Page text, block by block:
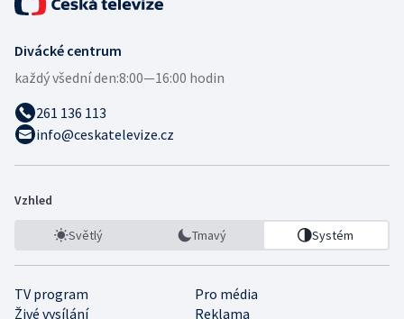
Divácké centrum
každý všední den:8:00—16:00 hodin
261 136 113
info@ceskatelevize.cz
Vzhled
Světlý Tmavý Systém
TV program
Pro média
Živé vysílání
Reklama